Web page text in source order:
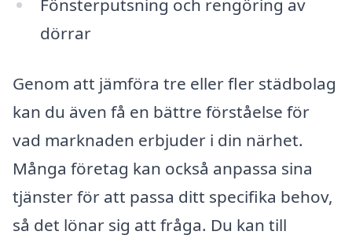
Fönsterputsning och rengöring av
dörrar
Genom att jämföra tre eller fler städbolag
kan du även få en bättre förståelse för
vad marknaden erbjuder i din närhet.
Många företag kan också anpassa sina
tjänster för att passa ditt specifika behov,
så det lönar sig att fråga. Du kan till